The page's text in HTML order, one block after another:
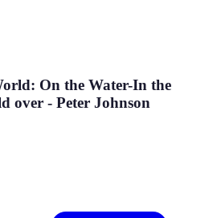
On the Water-In the
over - Peter Johnson